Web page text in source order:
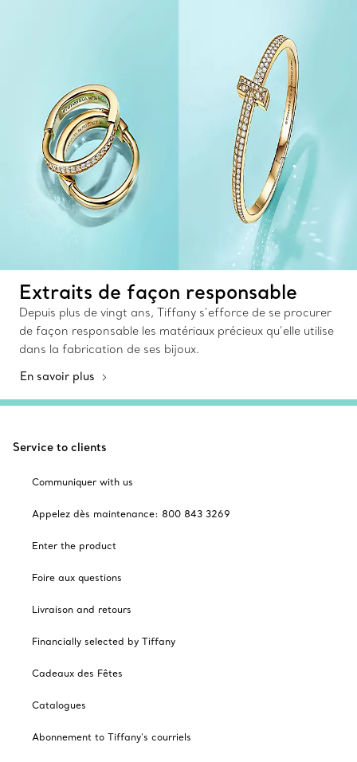
Extraits de façon responsable
Depuis plus de vingt ans, Tiffany s’efforce de se procurer
de façon responsable les matériaux précieux qu’elle utilise
dans la fabrication de ses bijoux.
En savoir plus
Service to clients
Communiquer with us
Appelez dès maintenance: 800 843 3269
Enter the product
Foire aux questions
Livraison and retours
Financially selected by Tiffany
Cadeaux des Fêtes
Catalogues
Abonnement to Tiffany's courriels